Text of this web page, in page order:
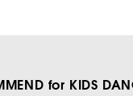
for KIDS